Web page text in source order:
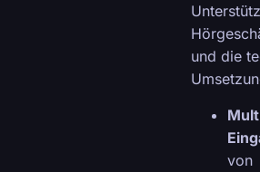
und die
von